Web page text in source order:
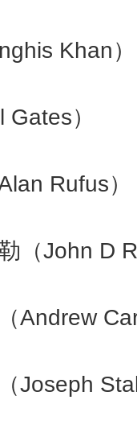
Khan）
）
Rufus）
（John D
Andrew
Joseph